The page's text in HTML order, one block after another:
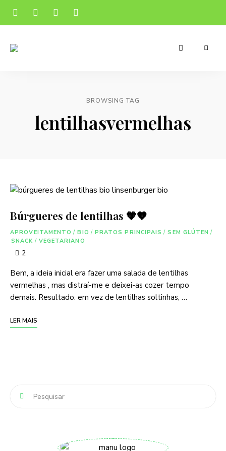
BROWSING TAG
lentilhasvermelhas
Búrgueres de lentilhas 🧡🧡
APROVEITAMENTO / BIO / PRATOS PRINCIPAIS / SEM GLÚTEN /
SNACK / VEGETARIANO
2
Bem, a ideia inicial era fazer uma salada de lentilhas
vermelhas , mas distraí-me e deixei-as cozer tempo
demais. Resultado: em vez de lentilhas soltinhas, …
LER MAIS